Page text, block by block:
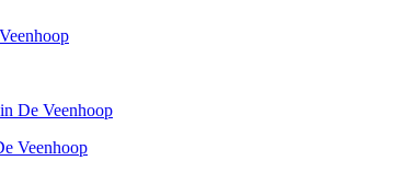
De Veenhoop
Veenhoop